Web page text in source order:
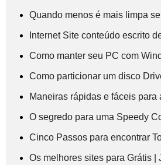
Quando menos é mais limpa
Internet Site conteúdo escrito
Como manter seu PC com
Como particionar um disco
Maneiras rápidas e fáceis
O segredo para uma Speedy
Cinco Passos para encontrar
Os melhores sites para Grátis |